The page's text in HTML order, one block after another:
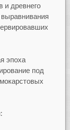
и древнего
эпоха
под